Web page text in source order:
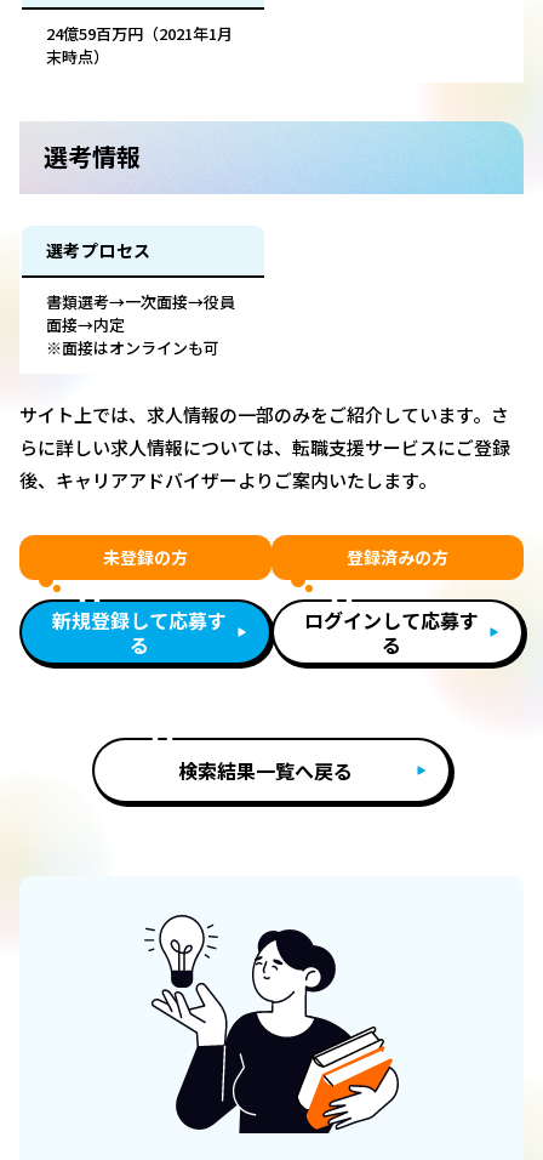
24億59百万円（2021年1月
末時点）
選考情報
選考プロセス
書類選考→一次面接→役員
面接→内定
※面接はオンラインも可
サイト上では、求人情報の一部のみをご紹介しています。さ
らに詳しい求人情報については、転職支援サービスにご登録
後、キャリアアドバイザーよりご案内いたします。
未登録の方
新規登録して応募す
る
登録済みの方
ログインして応募す
る
検索結果一覧へ戻る